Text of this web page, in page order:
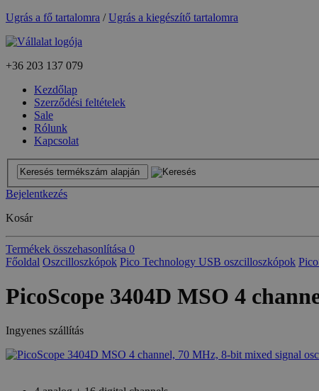
Ugrás a fő tartalomra /Ugrás a kiegészítő tartalomra
+36 203 137 079
Kezdőlap
Szerződési feltételek
Sale
Rólunk
Kapcsolat
Bejelentkezés
Kosár
Termékek összehasonlítása 0
Főoldal Oszcilloszkópok Pico Technology USB oszcilloszkópok
PicoScope 3404D MSO 4
Ingyenes szállítás